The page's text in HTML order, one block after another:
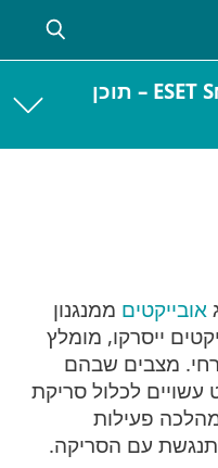
ESET Small Business Security – תוכן
אובייקטים ממנגנון
ייסרקו, מומלץ
מצבים שבהם
עשויים לכלול סריקת
פעילות
עם הסריקה.